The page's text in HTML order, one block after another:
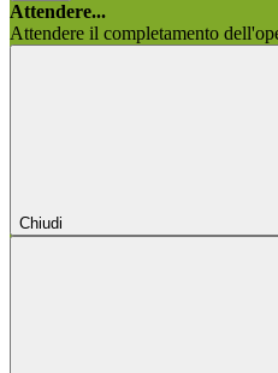
Attendere...
Attendere il completamento
Chiudi